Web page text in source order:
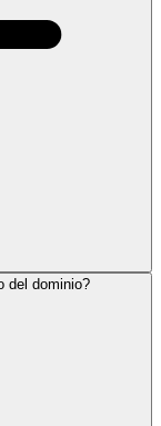
del dominio?